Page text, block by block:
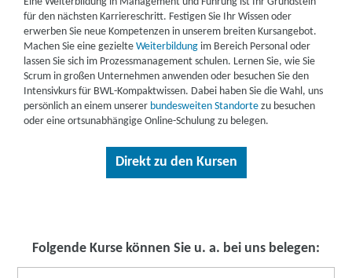
Sie sich auch hier fort und tragen Sie mit einem effizienten
Projektmanagement zum Erfolg Ihres Unternehmens bei. Ein
ebenso komplexes Feld ist das Personalmanagement:
Personalmarketing, Recruiting und Personalentwicklungsind
eng miteinander verknüpft und werden in Zeiten des
Fachkräftemangels für Unternehmen immer wichtiger.
Qualifizieren Sie sich beim IBB weiter, damit Sie und Ihr
Unternehmen am Zahn der Zeit bleiben, statt den Anschluss zu
verlieren.
allen Berufen und Branchen: Nicht nur als Einstiegshilfe ins
Management sind Weiterbildungen in Management und Führung
besonders gut, wenn sie berufsbegleitend absolviert werden. So
haben die Teilnehmer die Chance, das Gelernte direkt
anzuwenden.
Mehr zum Bildungsgutschein erfahren
Fördermöglichkeiten für Berufstätige
Um Berufstätigen die Teilnahme an unseren Kursen so angenehm
und flexibel zu ermöglichen, werden unsere Weiterbildungen je
nach Kurs abends, online oder an Wochenenden angeboten. Auch
Berufstätige können unter bestimmten Voraussetzungen
gefördert werden. Förderungsanträge können Sie u. a. bei
Agentur für Arbeit
Bundesministerium für Bildung und Forschung
Alle Fördermöglichkeiten
für den nächsten Karriereschritt. Festigen Sie Ihr Wissen oder
erwerben Sie neue Kompetenzen in unserem breiten Kursangebot.
Machen Sie eine gezielteWeiterbildung im Bereich Personal oder
lassen Sie sich im Prozessmanagement schulen. Lernen Sie, wie Sie
Scrum in großen Unternehmen anwenden oder besuchen Sie den
Intensivkurs für BWL-Kompaktwissen. Dabei haben Sie die Wahl, uns
persönlich an einem unserer bundesweiten Standorte zu besuchen
oder eine ortsunabhängige Online-Schulung zu belegen.
Direkt zu den Kursen
Folgende Kurse können Sie u. a. bei uns belegen: